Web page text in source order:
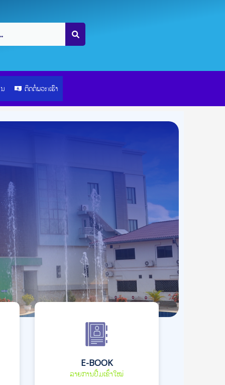
ຕິດຕໍ່ພວກເຮົາ
E-BOOK
ລາຍການປື້ມເຂົ້າໃໝ່